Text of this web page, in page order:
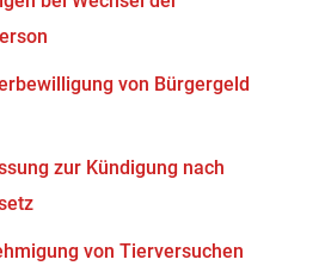
von Bürgergeld
zur Kündigung nach
von Tierversuchen